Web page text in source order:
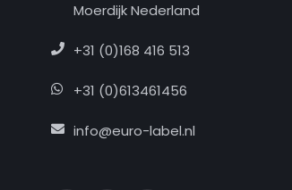
Moerdijk Nederland
+31 (0)168 416 513
+31 (0)613461456
info@euro-label.nl